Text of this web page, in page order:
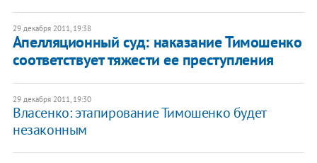
29 декабря 2011, 19:38
Апелляционный суд: наказание Тимошенко
соответствует тяжести ее преступления
29 декабря 2011, 19:30
Власенко: этапирование Тимошенко будет
незаконным